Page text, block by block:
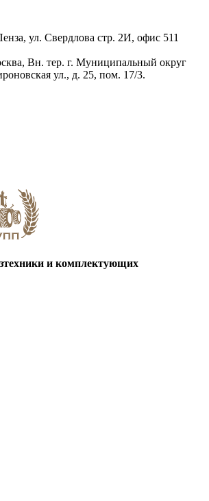
ул. Свердлова стр. 2И, офис 511
Вн. тер. г. Муниципальный округ
ул., д. 25, пом. 17/3.
и комплектующих